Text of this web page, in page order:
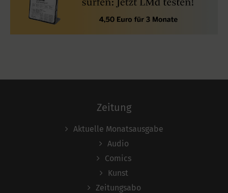
Zeitung
Aktuelle Monatsausgabe
Audio
Comics
Kunst
Zeitungsabo